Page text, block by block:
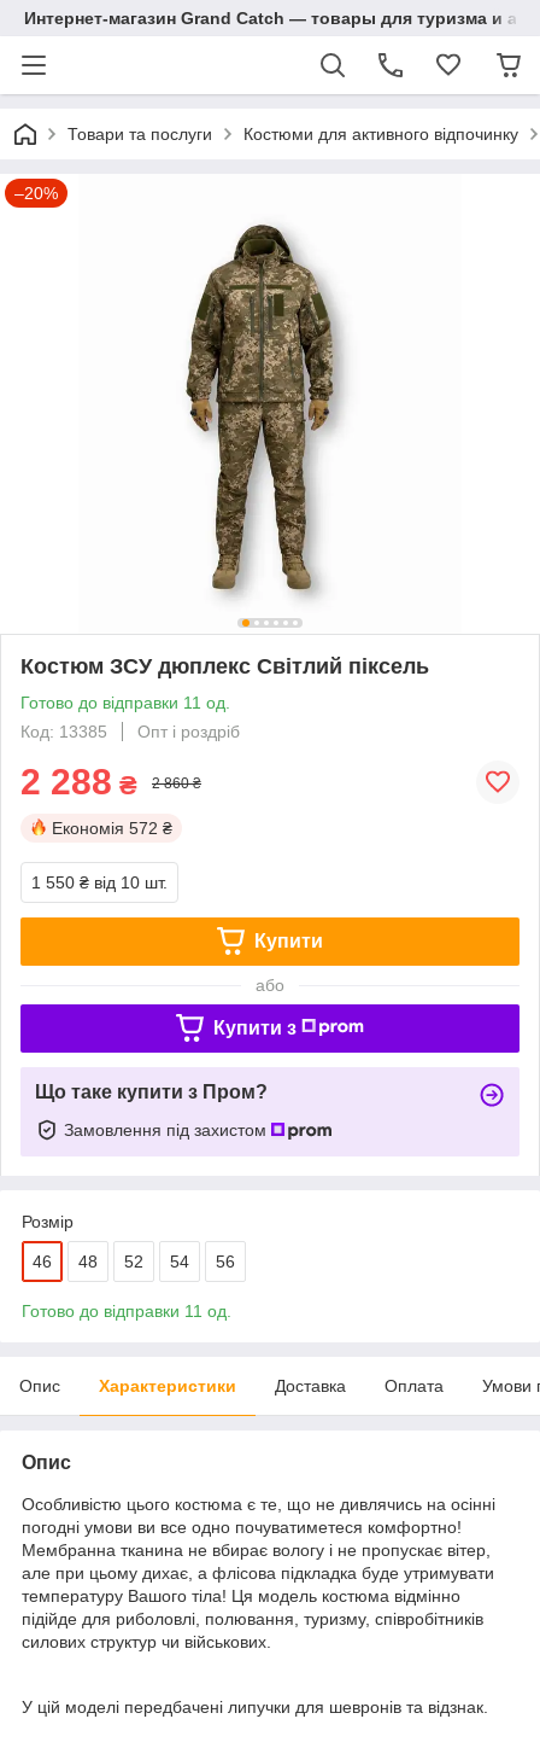
Интернет-магазин Grand Catch — товары для туризма и
Товари та послуги Костюми для активного відпочинку
–20%
Костюм ЗСУ дюплекс Світлий піксель
Готово до відправки 11 од.
Код: 13385
Опт і роздріб
2 288 ₴ 2 860 ₴
Економія 572 ₴
1 550 ₴ від 10 шт.
Купити
або
Купити з
Що таке купити з Пром?
Замовлення під захистом
Розмір
46 48 52 54 56
Готово до відправки 11 од.
Опис Характеристики Доставка Оплата Умови
Опис
Особливістю цього костюма є те, що не дивлячись на осінні
погодні умови ви все одно почуватиметеся комфортно!
Мембранна тканина не вбирає вологу і не пропускає вітер,
але при цьому дихає, а флісова підкладка буде утримувати
температуру Вашого тіла! Ця модель костюма відмінно
підійде для риболовлі, полювання, туризму, співробітників
силових структур чи військових.
У цій моделі передбачені липучки для шевронів та відзнак.